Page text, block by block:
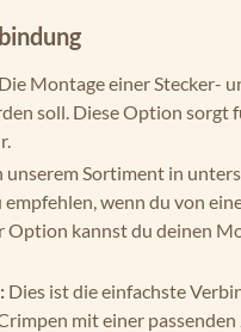
Die Montage einer Stecker-
soll. Diese Option
unserem Sortiment in
wenn du von
Option kannst du deinen
Dies ist die einfachste
mit einer